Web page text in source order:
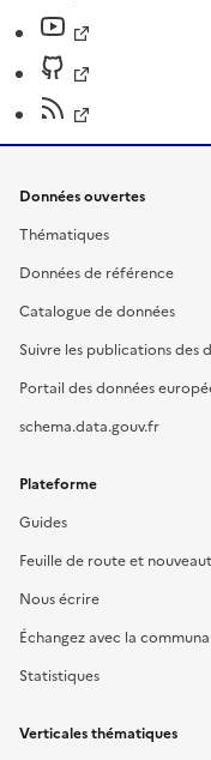
Données ouvertes
Thématiques
Données de référence
Catalogue de données
Suivre les publications des
Portail des données
schema.data.gouv.fr
Plateforme
Guides
Feuille de route et
Nous écrire
Échangez avec la
Statistiques
Verticales thématiques